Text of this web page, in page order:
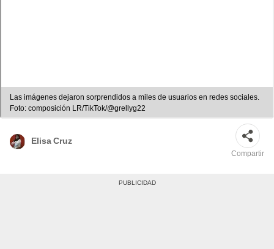
Las imágenes dejaron sorprendidos a miles de usuarios en redes sociales.
Foto: composición LR/TikTok/@grellyg22
Elisa Cruz
Compartir